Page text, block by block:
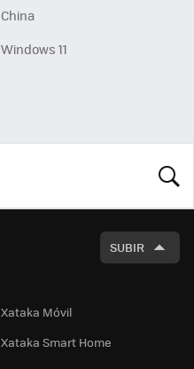
China
Windows 11
SUBIR
Xataka Móvil
Xataka Smart Home